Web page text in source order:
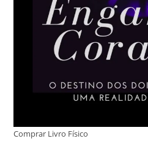
Comprar Livro Físico